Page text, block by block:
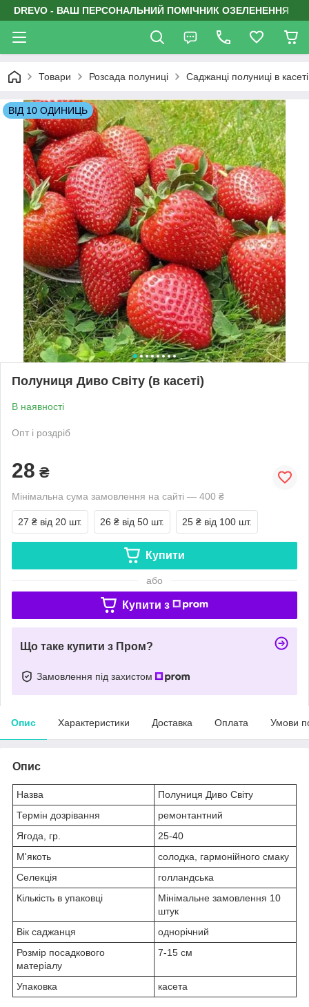
DREVO - ВАШ ПЕРСОНАЛЬНИЙ ПОМІЧНИК ОЗЕЛЕНЕННЯ
Товари Розсада полуниці Саджанці полуниці в касеті
ВІД 10 ОДИНИЦЬ
Полуниця Диво Світу (в касеті)
В наявності
Опт і роздріб
28 ₴
Мінімальна сума замовлення на сайті — 400 ₴
27 ₴ від 20 шт. 26 ₴ від 50 шт. 25 ₴ від 100 шт.
Купити
або
Купити з
Що таке купити з Пром?
Замовлення під захистом
Опис Характеристики Доставка Оплата Умови
Опис
Назва
Полуниця Диво Світу
Термін дозрівання
ремонтантний
Ягода, гр.
25-40
М'якоть
солодка, гармонійного смаку
Селекція
голландська
Кількість в упаковці
Мінімальне замовлення 10
штук
Вік саджанця
однорічний
Розмір посадкового
матеріалу
7-15 см
Упаковка касета